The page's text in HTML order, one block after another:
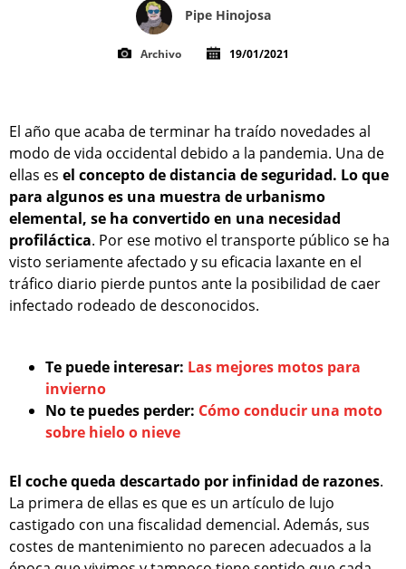
Pipe Hinojosa
Archivo 19/01/2021
El año que acaba de terminar ha traído novedades al
modo de vida occidental debido a la pandemia. Una de
ellas es el concepto de distancia de seguridad. Lo que
para algunos es una muestra de urbanismo
elemental, se ha convertido en una necesidad
profiláctica. Por ese motivo el transporte público se ha
visto seriamente afectado y su eficacia laxante en el
tráfico diario pierde puntos ante la posibilidad de caer
infectado rodeado de desconocidos.
Te puede interesar: Las mejores motos para
invierno
No te puedes perder: Cómo conducir una moto
sobre hielo o nieve
El coche queda descartado por infinidad de razones.
La primera de ellas es que es un artículo de lujo
castigado con una fiscalidad demencial. Además, sus
costes de mantenimiento no parecen adecuados a la